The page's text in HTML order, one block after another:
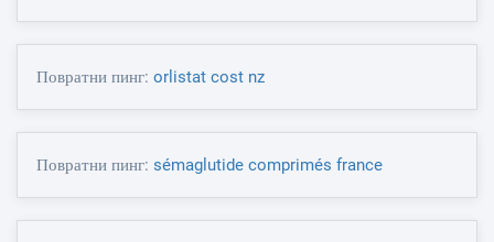
Повратни пинг: orlistat cost nz
Повратни пинг: sémaglutide comprimés france